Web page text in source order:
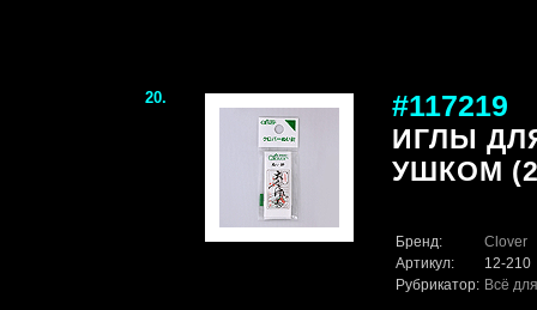
20. #117219
ИГЛЫ
УШКОМ
Бренд:
Clover
Артикул:
12-210
Рубрикатор: Всё